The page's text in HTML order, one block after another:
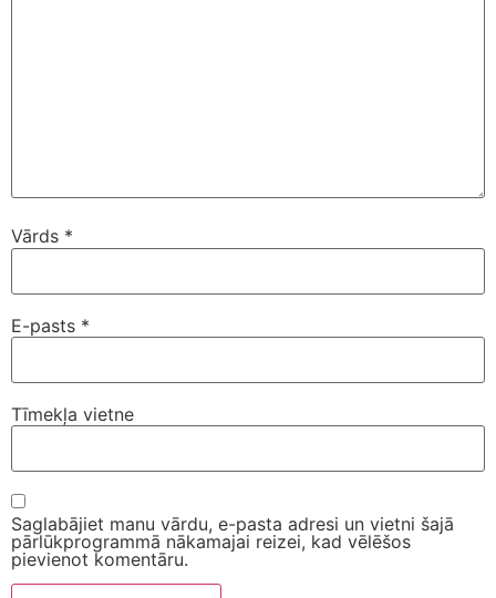
Vārds *
E-pasts *
Tīmekļa vietne
Saglabājiet manu vārdu, e-pasta adresi un vietni šajā
pārlūkprogrammā nākamajai reizei, kad vēlēšos
pievienot komentāru.